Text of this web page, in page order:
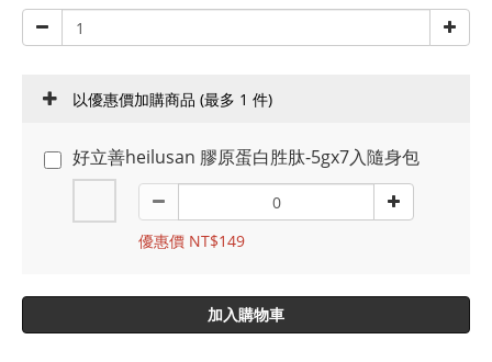
以優惠價加購商品 (最多 1 件)
好立善heilusan 膠原蛋白胜肽-5gx7入隨身包
優惠價 NT$149
加入購物車